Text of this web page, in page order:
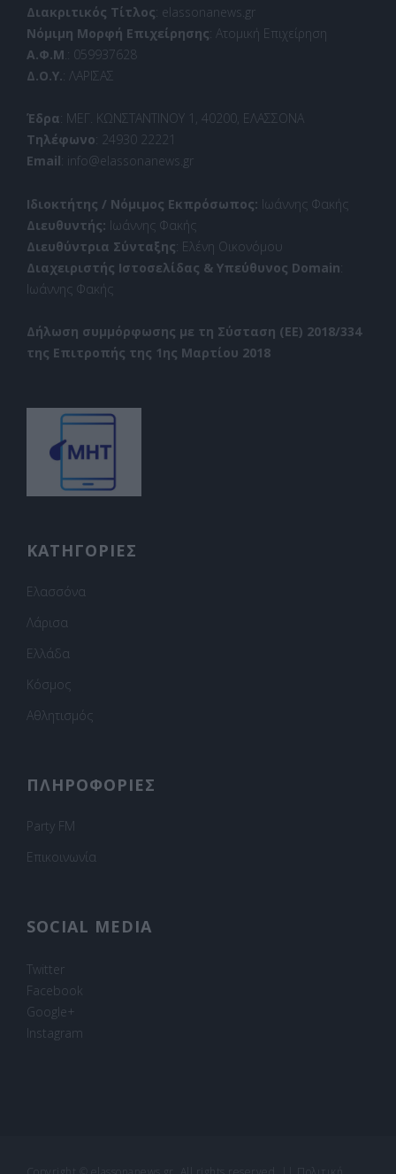
Διακριτικός Τίτλος: elassonanews.gr
Νόμιμη Μορφή Επιχείρησης: Ατομική Επιχείρηση
Α.Φ.Μ.: 059937628
Δ.Ο.Υ.: ΛΑΡΙΣΑΣ
Έδρα: ΜΕΓ. ΚΩΝΣΤΑΝΤΙΝΟΥ 1, 40200, ΕΛΑΣΣΟΝΑ
Τηλέφωνο: 24930 22221
Email: info@elassonanews.gr
Ιδιοκτήτης / Νόμιμος Εκπρόσωπος: Ιωάννης Φακής
Διευθυντής: Ιωάννης Φακής
Διευθύντρια Σύνταξης: Ελένη Οικονόμου
Διαχειριστής Ιστοσελίδας & Υπεύθυνος Domain:
Ιωάννης Φακής
Δήλωση συμμόρφωσης με τη Σύσταση (ΕΕ) 2018/334
της Επιτροπής της 1ης Μαρτίου 2018
ΚΑΤΗΓΟΡΙΕΣ
Ελασσόνα
Λάρισα
Ελλάδα
Κόσμος
Αθλητισμός
ΠΛΗΡΟΦΟΡΙΕΣ
Party FM
Επικοινωνία
SOCIAL MEDIA
Twitter
Facebook
Google+
Instagram